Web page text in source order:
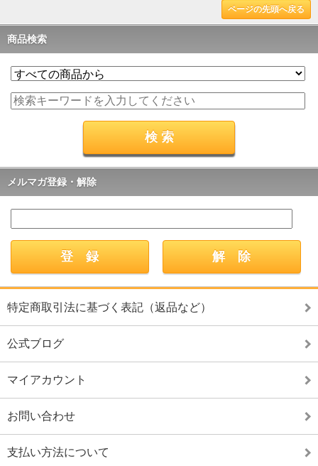
ページの先頭へ戻る
商品検索
メルマガ登録・解除
特定商取引法に基づく表記（返品など）
公式ブログ
マイアカウント
お問い合わせ
支払い方法について